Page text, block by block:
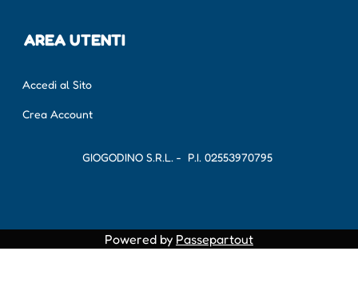
AREA UTENTI
Accedi al Sito
Crea Account
GIOGODINO S.R.L. - P.I. 02553970795
Powered by Passepartout